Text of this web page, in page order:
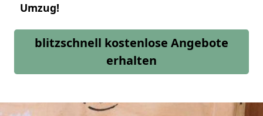
Umzug!
blitzschnell kostenlose Angebote
erhalten